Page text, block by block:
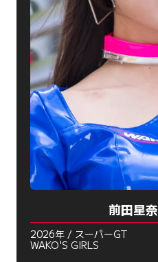
前田星奈
2026年 / スーパーGT
WAKO'S GIRLS